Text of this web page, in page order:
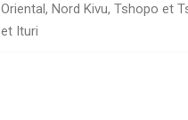
Oriental, Nord Kivu, Tshopo et
et Ituri